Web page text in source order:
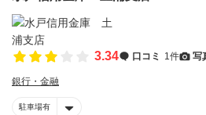
3.34 口コミ 1件 写
銀行・金融
駐車場有